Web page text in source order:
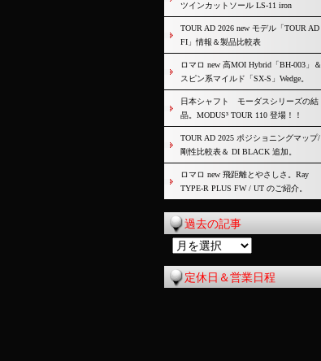
ツインカットソール LS-11 iron
TOUR AD 2026 new モデル「TOUR AD
FI」情報＆製品比較表
ロマロ new 高MOI Hybrid「BH-003」＆
スピン系マイルド「SX-S」Wedge。
日本シャフト モーダスシリーズの結
晶。MODUS³ TOUR 110 登場！！
TOUR AD 2025 ポジショニングマップ/
剛性比較表＆ DI BLACK 追加。
ロマロ new 飛距離とやさしさ。Ray
TYPE-R PLUS FW / UT のご紹介。
過去の記事
の
定休日＆営業日程